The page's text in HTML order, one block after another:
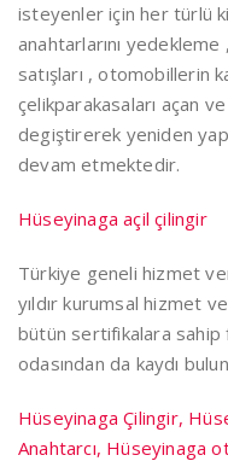
isteyenler için her türlü
anahtarlarını
satışları , otomobillerin
çelikparakasaları açan
degiştirerek yeniden
devam etmektedir.
Hüseyinaga açil çilingir
Türkiye geneli hizmet
yıldır kurumsal hizmet
bütün sertifikalara sahip
odasından da kaydı
Hüseyinaga Çilingir,
Anahtarcı, Hüseyinaga